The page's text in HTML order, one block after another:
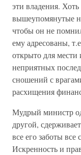
эти владения.
вышеупомянутые
чтобы он не
ему адресованы,
открыто для
неприятных
сношений с
расхищения
Мудрый министр
другой,
все его заботы все
Искренность и